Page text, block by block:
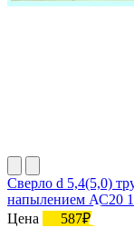
Сверло d 5,4(5,0)
напылением АС20
Цена
587₽